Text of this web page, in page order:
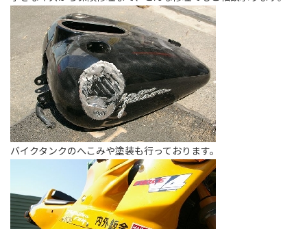
バイクタンクのへこみや塗装も行っております。